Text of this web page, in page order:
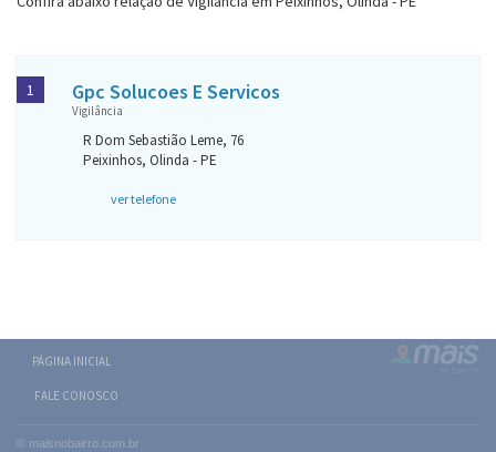
Gpc Solucoes E Servicos
Vigilância
R Dom Sebastião Leme, 76
Peixinhos, Olinda - PE
ver telefone
1
PÁGINA INICIAL
FALE CONOSCO
© maisnobairro.com.br